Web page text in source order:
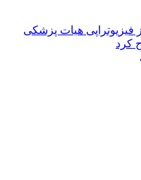
فیزیوتراپی هیات پزشکی
کرد